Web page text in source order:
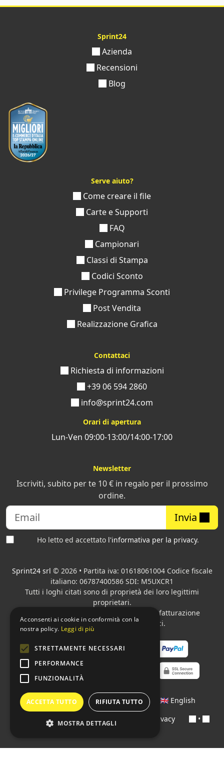
Sprint24
Azienda
Recensioni
Blog
Serve aiuto?
Come creare il file
Carte e Supporti
FAQ
Campionari
Classi di Stampa
Codici Sconto
Privilege Programma Sconti
Post Vendita
Realizzazione Grafica
Contattaci
Richiesta di informazioni
+39 06 594 2860
info@sprint24.com
Orari di apertura
Lun-Ven 09:00-13:00/14:00-17:00
Newsletter
Iscriviti, subito per te 10 € in regalo per il prossimo
ordine.
Invia
Ho letto ed accettato l'informativa per la privacy.
Sprint24 srl © 2026 • Partita iva: 01618061004 Codice fiscale
italiano: 06787400586 SDI: M5UXCR1
Tutti i loghi citati sono di proprietà dei loro legittimi
proprietari.
adibita alla fatturazione
elettronica per gli Enti pubblici.
Lingue: 🇮🇹 Italiano • 🇫🇷 Français
🇬🇧 English
• Condizioni di pagamento Privacy •
Acconsenti ai cookie in conformità con la
nostra policy. Leggi di più
STRETTAMENTE NECESSARI
PERFORMANCE
FUNZIONALITÀ
ACCETTA TUTTO RIFIUTA TUTTO
MOSTRA DETTAGLI